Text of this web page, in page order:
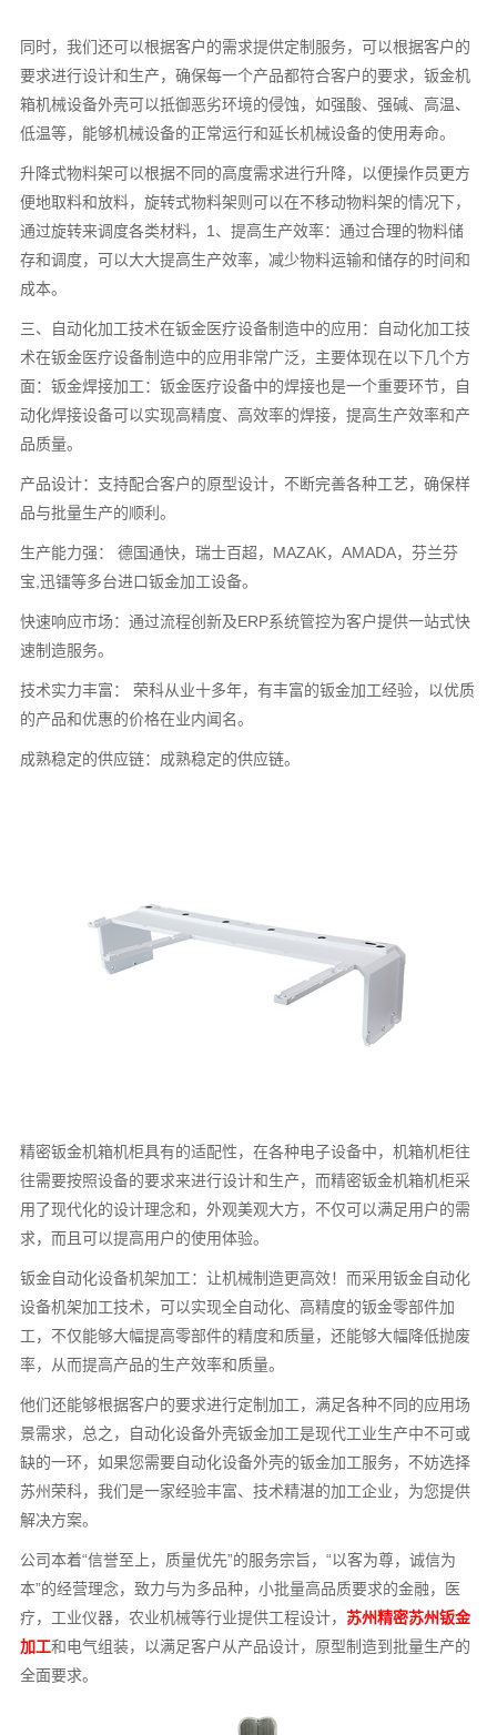
同时，我们还可以根据客户的需求提供定制服务，可以根据客户的
要求进行设计和生产，确保每一个产品都符合客户的要求，钣金机
箱机械设备外壳可以抵御恶劣环境的侵蚀，如强酸、强碱、高温、
低温等，能够机械设备的正常运行和延长机械设备的使用寿命。
升降式物料架可以根据不同的高度需求进行升降，以便操作员更方
便地取料和放料，旋转式物料架则可以在不移动物料架的情况下，
通过旋转来调度各类材料，1、提高生产效率：通过合理的物料储
存和调度，可以大大提高生产效率，减少物料运输和储存的时间和
成本。
三、自动化加工技术在钣金医疗设备制造中的应用：自动化加工技
术在钣金医疗设备制造中的应用非常广泛，主要体现在以下几个方
面：钣金焊接加工：钣金医疗设备中的焊接也是一个重要环节，自
动化焊接设备可以实现高精度、高效率的焊接，提高生产效率和产
品质量。
产品设计：支持配合客户的原型设计，不断完善各种工艺，确保样
品与批量生产的顺利。
生产能力强： 德国通快，瑞士百超，MAZAK，AMADA，芬兰芬
宝,迅镭等多台进口钣金加工设备。
快速响应市场：通过流程创新及ERP系统管控为客户提供一站式快
速制造服务。
技术实力丰富： 荣科从业十多年，有丰富的钣金加工经验，以优质
的产品和优惠的价格在业内闻名。
成熟稳定的供应链：成熟稳定的供应链。
精密钣金机箱机柜具有的适配性，在各种电子设备中，机箱机柜往
往需要按照设备的要求来进行设计和生产，而精密钣金机箱机柜采
用了现代化的设计理念和，外观美观大方，不仅可以满足用户的需
求，而且可以提高用户的使用体验。
钣金自动化设备机架加工：让机械制造更高效！而采用钣金自动化
设备机架加工技术，可以实现全自动化、高精度的钣金零部件加
工，不仅能够大幅提高零部件的精度和质量，还能够大幅降低抛废
率，从而提高产品的生产效率和质量。
他们还能够根据客户的要求进行定制加工，满足各种不同的应用场
景需求，总之，自动化设备外壳钣金加工是现代工业生产中不可或
缺的一环，如果您需要自动化设备外壳的钣金加工服务，不妨选择
苏州荣科，我们是一家经验丰富、技术精湛的加工企业，为您提供
解决方案。
公司本着“信誉至上，质量优先”的服务宗旨，“以客为尊，诚信为
本”的经营理念，致力与为多品种，小批量高品质要求的金融，医
疗，工业仪器，农业机械等行业提供工程设计，苏州精密苏州钣金
加工和电气组装，以满足客户从产品设计，原型制造到批量生产的
全面要求。